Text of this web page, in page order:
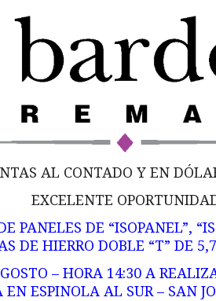
AL CONTADO Y EN
EXCELENTE
PANELES DE “ISOPANEL”,
DE HIERRO DOBLE “T” DE
– HORA 14:30 A
EN ESPINOLA AL SUR – SAN